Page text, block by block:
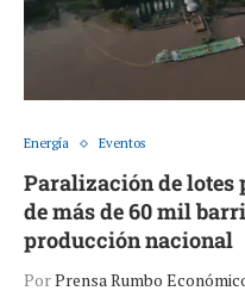
Energía Eventos
Paralización de lotes
de más de 60 mil
producción nacional
PorPrensa Rumbo